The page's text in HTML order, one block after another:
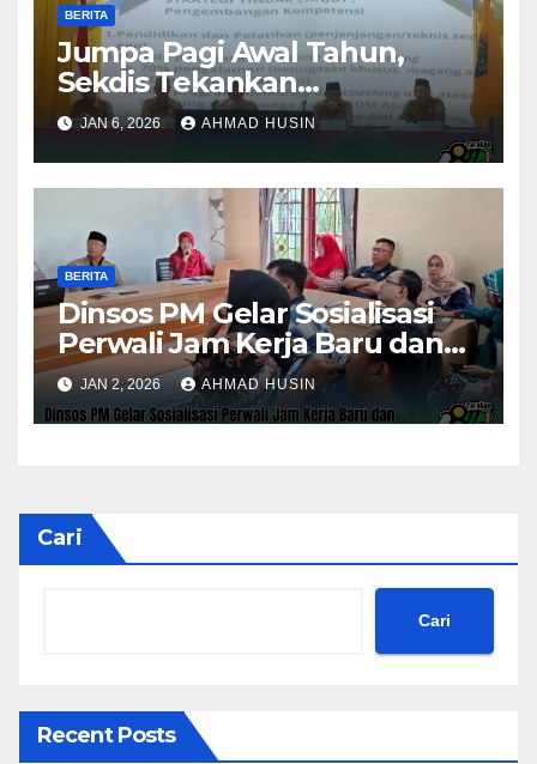
BERITA
Jumpa Pagi Awal Tahun,
Sekdis Tekankan
Pengawasan Aset dan
Evaluasi Kinerja
Pemerintahan
JAN 6, 2026 AHMAD HUSIN
BERITA
Dinsos PM Gelar Sosialisasi
Perwali Jam Kerja Baru dan
Kinerja Tahun 2026
JAN 2, 2026 AHMAD HUSIN
Cari
Cari
Recent Posts